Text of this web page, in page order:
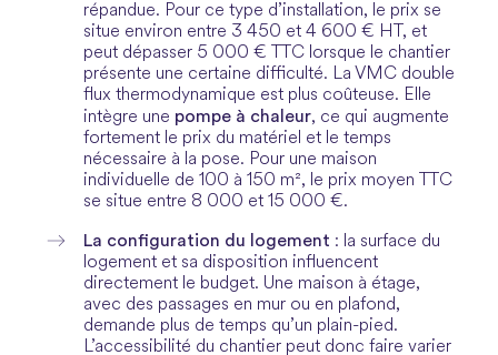
répandue. Pour ce type d’installation, le prix se
situe environ entre 3 450 et 4 600 € HT, et
peut dépasser 5 000 € TTC lorsque le chantier
présente une certaine difficulté. La VMC double
flux thermodynamique est plus coûteuse. Elle
intègre une pompe à chaleur, ce qui augmente
fortement le prix du matériel et le temps
nécessaire à la pose. Pour une maison
individuelle de 100 à 150 m², le prix moyen TTC
se situe entre 8 000 et 15 000 €.
La configuration du logement : la surface du
logement et sa disposition influencent
directement le budget. Une maison à étage,
avec des passages en mur ou en plafond,
demande plus de temps qu’un plain-pied.
L’accessibilité du chantier peut donc faire varier